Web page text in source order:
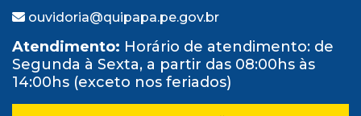
ouvidoria@quipapa.pe.gov.br
Atendimento: Horário de atendimento: de
Segunda à Sexta, a partir das 08:00hs às
14:00hs (exceto nos feriados)